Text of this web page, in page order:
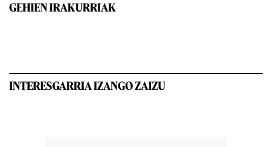
GEHIEN IRAKURRIAK
INTERESGARRIA IZANGO ZAIZU